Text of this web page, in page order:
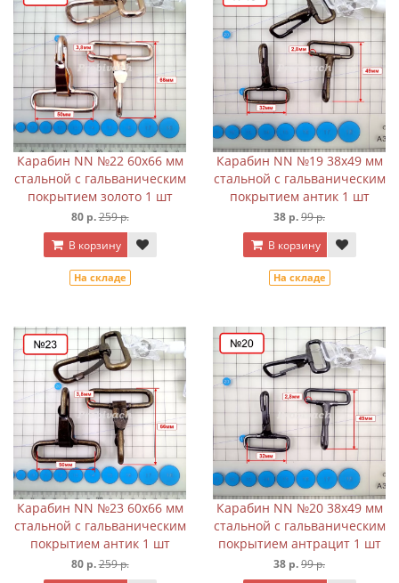
Карабин NN №22 60х66 мм
стальной с гальваническим
покрытием золото 1 шт
80 р.259 р.
В корзину
На складе
Карабин NN №19 38х49 мм
стальной с гальваническим
покрытием антик 1 шт
38 р.99 р.
В корзину
На складе
Карабин NN №23 60х66 мм
стальной с гальваническим
покрытием антик 1 шт
80 р.259 р.
Карабин NN №20 38х49 мм
стальной с гальваническим
покрытием антрацит 1 шт
38 р.99 р.